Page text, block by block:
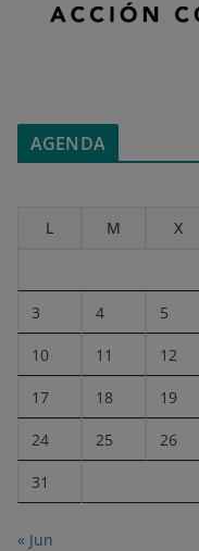
AGENDA
L
M X
3 4 5
10 11 12
17 18 19
24 25 26
31
« Jun